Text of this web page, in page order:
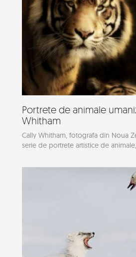
Portrete de animale
Whitham
Cally Whitham, fotografa din Noua
serie de portrete artistice de